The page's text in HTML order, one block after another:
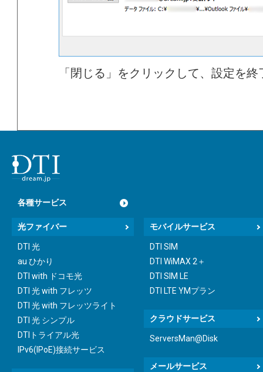
「閉じる」をクリックして、設定を
各種サービス
光ファイバー
DTI 光
au ひかり
DTI with ドコモ光
DTI 光 with フレッツ
DTI 光 with フレッツライト
DTI 光 シンプル
DTIトライアル光
IPv6(IPoE)接続サービス
モバイルサービス
DTI SIM
DTI WiMAX 2＋
DTI SIM LE
DTI LTE YMプラン
クラウドサービス
ServersMan@Disk
メールサービス